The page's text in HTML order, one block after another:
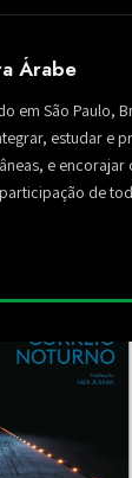
Árabe
em São Paulo,
estudar e
e
de